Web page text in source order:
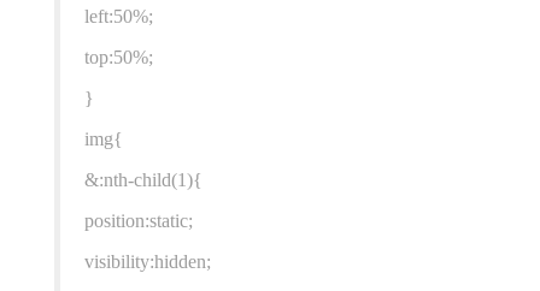
left:50%;
top:50%;
}
img{
&:nth-child(1){
position:static;
visibility:hidden;